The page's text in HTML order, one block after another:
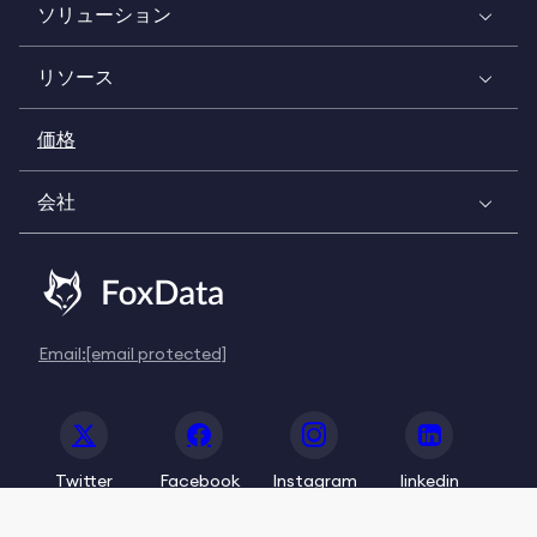
ソリューション
リソース
価格
会社
Email:[email protected]
Twitter Facebook Instagram linkedin